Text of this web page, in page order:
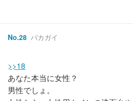
No.28 バカガイ
>>18
あなた本当に女性？
男性でしょ。